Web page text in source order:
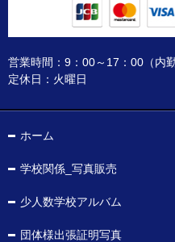
営業時間：9：00～17：00（内
定休日：火曜日
ホーム
学校関係_写真販売
少人数学校アルバム
団体様出張証明写真